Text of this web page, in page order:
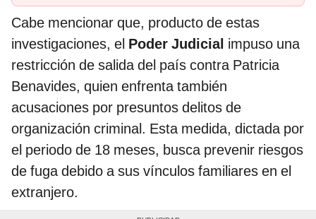
Cabe mencionar que, producto de estas
investigaciones, el Poder Judicial impuso una
restricción de salida del país contra Patricia
Benavides, quien enfrenta también
acusaciones por presuntos delitos de
organización criminal. Esta medida, dictada por
el periodo de 18 meses, busca prevenir riesgos
de fuga debido a sus vínculos familiares en el
extranjero.